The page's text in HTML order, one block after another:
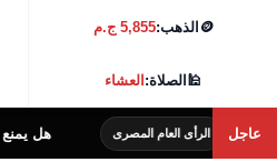
🪙 الذهب:5,855 ج.م
🕌الصلاة:العشاء
عاجل
الرأى العام المصرى هل يمنع تطعيم